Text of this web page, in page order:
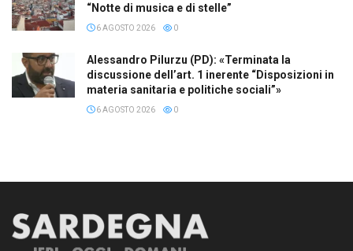
“Notte di musica e di stelle”
6 AGOSTO 2026 0
Alessandro Pilurzu (PD): «Terminata la
discussione dell’art. 1 inerente “Disposizioni in
materia sanitaria e politiche sociali”»
6 AGOSTO 2026 0